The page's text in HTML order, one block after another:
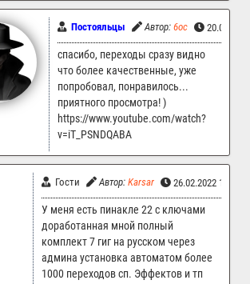
Постояльцы Автор: 6oc
спасибо, переходы сразу видно
что более качественные, уже
попробовал, понравилось...
приятного просмотра! )
https://www.youtube.com/watch?
v=iT_PSNDQABA
Гости Автор: Karsar 26.02.2022 10:33
У меня есть пинакле 22 с ключами
доработанная мной полный
комплект 7 гиг на русском через
админа установка автоматом более
1000 переходов сп. Эффектов и тп